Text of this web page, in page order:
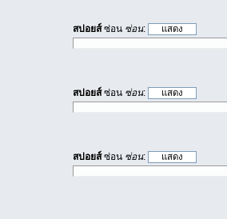
สปอยส์ซ่อน ซ่อน:
สปอยส์ซ่อน ซ่อน:
สปอยส์ซ่อน ซ่อน: